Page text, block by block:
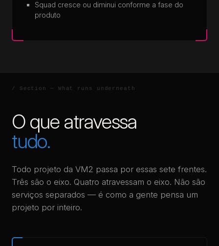
Squad cresce ou diminui conforme a fase do
produto
O que atravessa
tudo.
Todo projeto da VM2 passa por essas sete frentes.
Três são o eixo. Quatro atravessam o eixo. Não são
serviços separados — é como a gente pensa um
projeto por inteiro.